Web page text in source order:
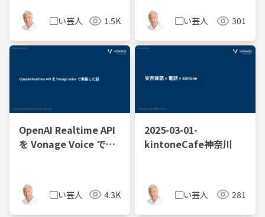
▢い芸人 1.5K ▢い芸人 301
OpenAI Realtime API
を Vonage Voice で実
▢い芸人 4.3K
2025-03-01-
kintoneCafe神奈川
▢い芸人 281